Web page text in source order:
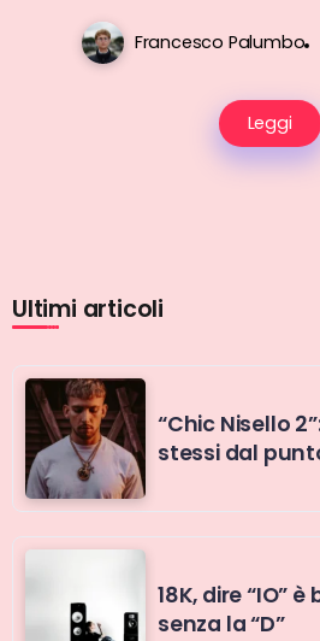
Francesco Palumbo
Leggi
Ultimi articoli
“Chic Nisello
stessi dal
18K, dire “IO”
senza la “D”